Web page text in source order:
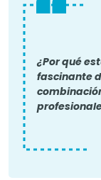
¿Por qué
fascinante